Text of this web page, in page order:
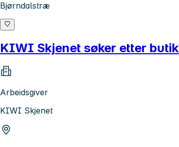
Bjørndalstræ
KIWI Skjenet søker etter
Arbeidsgiver
KIWI Skjenet